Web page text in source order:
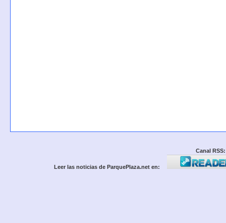
Canal RSS:
Leer las noticias de ParquePlaza.net en: